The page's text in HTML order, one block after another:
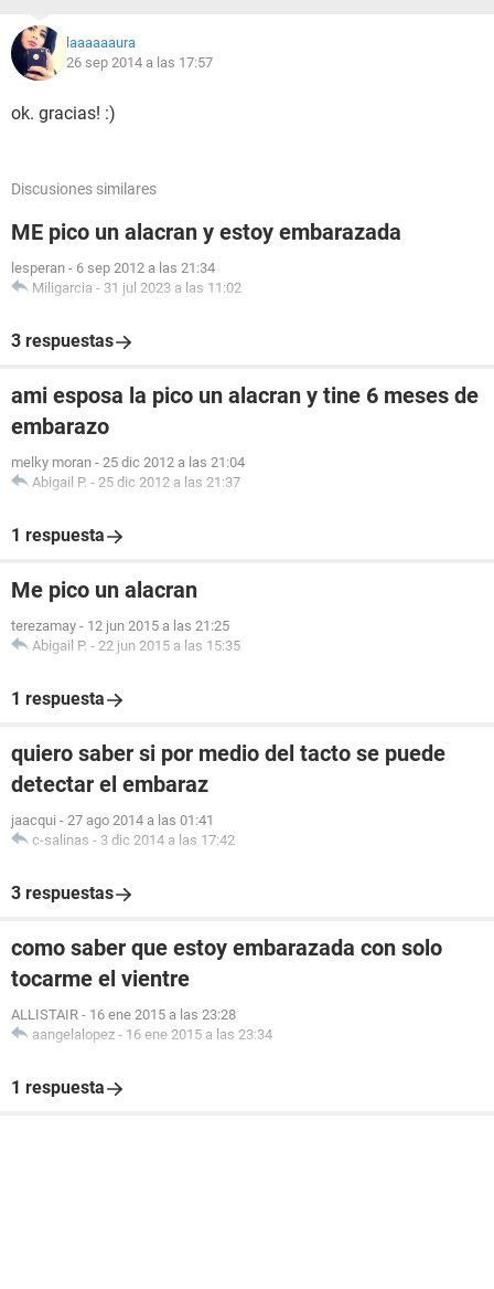
laaaaaaura
26 sep 2014 a las 17:57
ok. gracias! :)
Discusiones similares
ME pico un alacran y estoy embarazada
lesperan - 6 sep 2012 a las 21:34
Miligarcia - 31 jul 2023 a las 11:02
3 respuestas
ami esposa la pico un alacran y tine 6 meses de
embarazo
melky moran - 25 dic 2012 a las 21:04
Abigail P. - 25 dic 2012 a las 21:37
1 respuesta
Me pico un alacran
terezamay - 12 jun 2015 a las 21:25
Abigail P. - 22 jun 2015 a las 15:35
1 respuesta
quiero saber si por medio del tacto se puede
detectar el embaraz
jaacqui - 27 ago 2014 a las 01:41
c-salinas - 3 dic 2014 a las 17:42
3 respuestas
como saber que estoy embarazada con solo
tocarme el vientre
ALLISTAIR - 16 ene 2015 a las 23:28
aangelalopez - 16 ene 2015 a las 23:34
1 respuesta